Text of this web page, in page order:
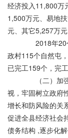
经济投入11,800万
1,500万元、易地
元、其它5,257万元
2018年20
政村115个自然屯
已完工159个，完
（二）加强
视，牢固树立政府
增长和防风险的关
促进全县经济社会
债务结构 ,逐步化